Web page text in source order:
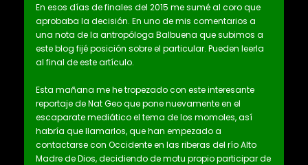
En esos días de finales del 2015 me sumé al coro que
aprobaba la decisión. En uno de mis comentarios a
una nota de la antropóloga Balbuena que subimos a
este blog fijé posición sobre el particular. Pueden leerla
al final de este artículo.
Esta mañana me he tropezado con este interesante
reportaje de Nat Geo que pone nuevamente en el
escaparate mediático el tema de los momoles, así
habría que llamarlos, que han empezado a
contactarse con Occidente en las riberas del río Alto
Madre de Dios, decidiendo de motu propio participar de